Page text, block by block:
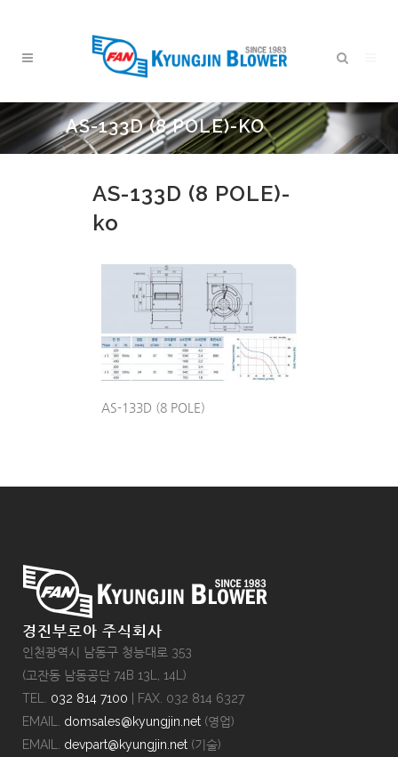
AS-133D (8 POLE)-KO
AS-133D (8 POLE)-
ko
AS-133D (8 POLE)
경진부로아 주식회사
인천광역시 남동구 청능대로 353
(고잔동 남동공단 74B 13L, 14L)
TEL. 032 814 7100 | FAX. 032 814 6327
EMAIL. domsales@kyungjin.net (영업)
EMAIL. devpart@kyungjin.net (기술)